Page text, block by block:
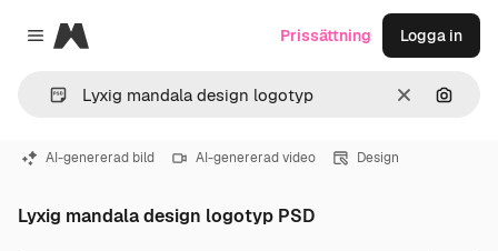
Close menu
Magnific
RensaSök
Prissättning Logga in
AI-genererad bild AI-genererad video Design
Lyxig mandala design logotyp PSD